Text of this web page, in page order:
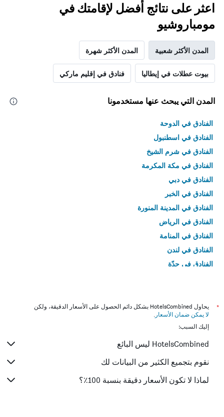
اعثر على نتائج أفضل لإقامتك في
مومباروشيو
المدن الأكثر شعبية المدن الأكثر شهرة
بيوت عطلات في إيطاليا فنادق في إقليم ماركي
المدن التي يبحث عنها مستخدمونا
الفنادق في الدوحة
الفنادق في اسطنبول
الفنادق في شرم الشيخ
الفنادق في مكة المكرمة
الفنادق في دبي
الفنادق في الخبر
الفنادق في المدينة المنورة
الفنادق في الرياض
الفنادق في المنامة
الفنادق في لندن
الفنادق في جدّة
*
يحاول HotelsCombined بشكل دائم الحصول على الأسعار الدقيقة، ولكن
لا يمكن ضمان الأسعار .
إليك السبب:
HotelsCombined ليس البائع
نقوم بتجميع الكثير من البيانات لك
لماذا لا تكون الأسعار دقيقة بنسبة 100٪؟